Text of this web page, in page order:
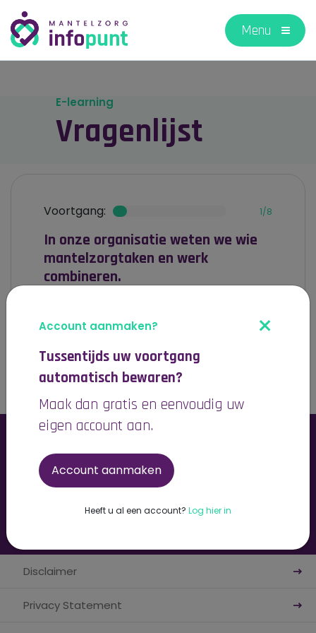
Account aanmaken? ×
Tussentijds uw voortgang
automatisch bewaren?
Maak dan gratis en eenvoudig uw
eigen account aan.
Account aanmaken
Heeft u al een account? Log hier in
E-learning
Vragenlijst
1/8
Voortgang:
In onze organisatie weten we wie
mantelzorgtaken en werk
combineren.
Ja Nee
Mantelzorg Infopunt
Eerste hulp voor werkgevers bij
mantelzorg
Disclaimer
Privacy Statement